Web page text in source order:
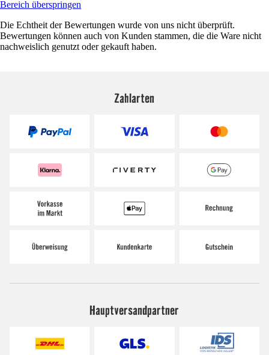
Bereich überspringen
Die Echtheit der Bewertungen wurde von uns nicht überprüft.
Bewertungen können auch von Kunden stammen, die die Ware nicht
nachweislich genutzt oder gekauft haben.
Zahlarten
Hauptversandpartner